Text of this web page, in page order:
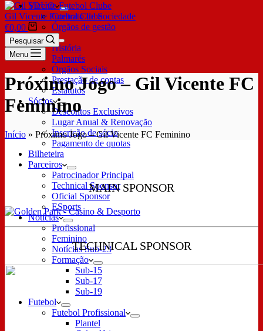
SDUQ
Contrato de Sociedade
Órgãos de gestão
Clube
História
Palmarés
Órgãos Sociais
Prestação de contas
Estatutos
Sócios
Descontos Exclusivos
Lugar Anual & Renovação
Inscrição de sócio
Pagamento de quotas
Bilheteira
Parceiros
Patrocinador Principal
Technical Sponsor
Oficial Sponsor
ESports
Notícias
Profissional
Feminino
Notícias Sub-23
Formação
Sub-15
Sub-17
Sub-19
Futebol
Futebol Profissional
Plantel
Gil Vicente Futebol Clube
€0,00
Pesquisar
Menu
Próximo Jogo – Gil Vicente FC
Feminino
Início » Próximo Jogo – Gil Vicente FC Feminino
MAIN SPONSOR
TECHNICAL SPONSOR